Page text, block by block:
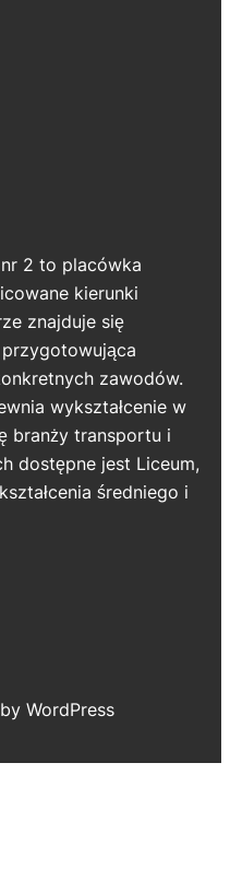
nr 2 to placówka
kierunki
znajduje się
przygotowująca
zawodów.
wykształcenie w
branży transportu i
dostępne jest Liceum,
średniego i
WordPress